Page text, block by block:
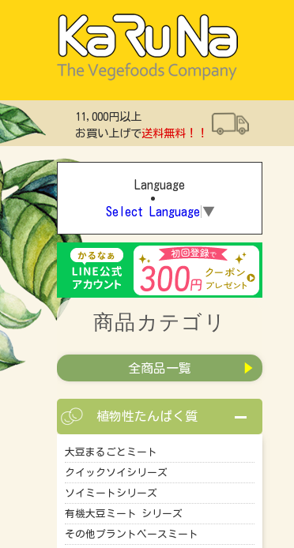
11,000円以上
お買い上げで送料無料！！
Language
Select Language ▼
商品カテゴリ
全商品一覧
植物性たんぱく質
大豆まるごとミート
クイックソイシリーズ
ソイミートシリーズ
有機大豆ミート シリーズ
その他プラントベースミート